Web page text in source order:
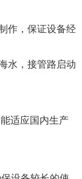
作，保证设备经
水，接管路启动
适应国内生产